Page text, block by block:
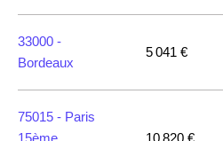
33000 -
Bordeaux
5 041 €
75015 - Paris
15ème
10 820 €